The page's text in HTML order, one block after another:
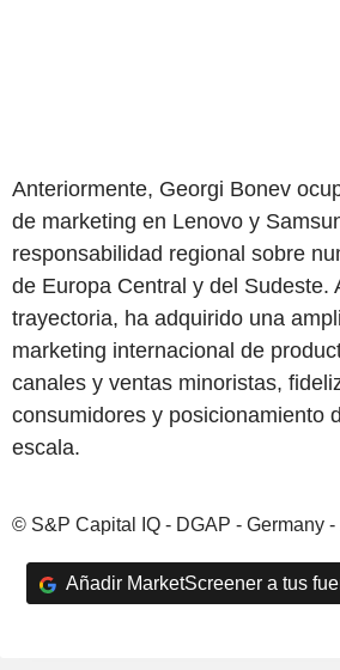
Anteriormente, Georgi Bonev
de marketing en Lenovo y
responsabilidad regional sobre
de Europa Central y del Sudeste.
trayectoria, ha adquirido una
marketing internacional de
canales y ventas minoristas,
consumidores y posicionamiento
escala.
© S&P Capital IQ - DGAP - Germany -
Añadir MarketScreener a tus